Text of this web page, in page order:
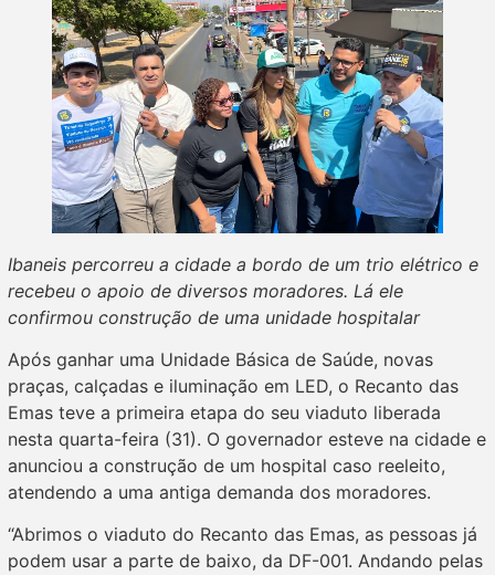
Ibaneis percorreu a cidade a bordo de um trio elétrico e
recebeu o apoio de diversos moradores. Lá ele
confirmou construção de uma unidade hospitalar
Após ganhar uma Unidade Básica de Saúde, novas
praças, calçadas e iluminação em LED, o Recanto das
Emas teve a primeira etapa do seu viaduto liberada
nesta quarta-feira (31). O governador esteve na cidade e
anunciou a construção de um hospital caso reeleito,
atendendo a uma antiga demanda dos moradores.
“Abrimos o viaduto do Recanto das Emas, as pessoas já
podem usar a parte de baixo, da DF-001. Andando pelas